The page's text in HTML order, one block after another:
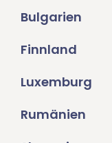
Bulgarien
Finnland
Luxemburg
Rumänien